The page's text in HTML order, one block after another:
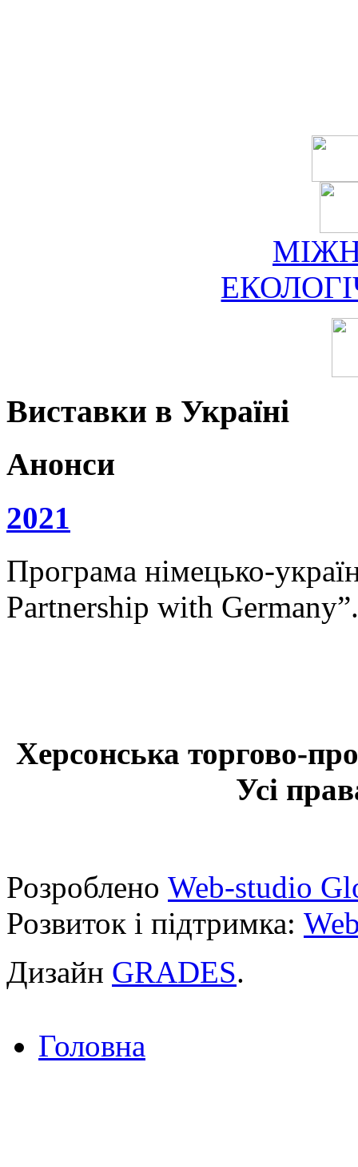
Виставки в Україні
Анонси
2021
Програма німецько-
Partnership with
Херсонська торгово-
Усі
Розроблено Web-studio
Розвиток і підтримка:
Дизайн GRADES.
Головна